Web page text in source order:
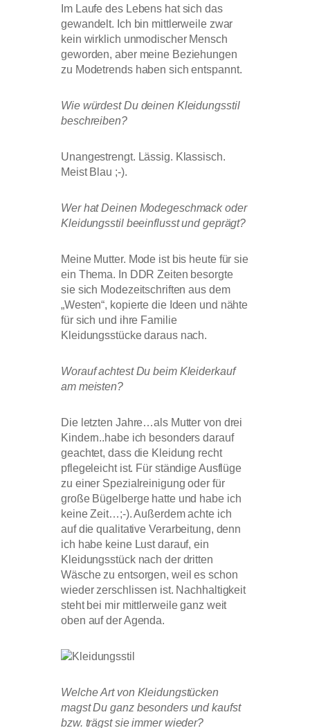
Im Laufe des Lebens hat sich das
gewandelt. Ich bin mittlerweile zwar
kein wirklich unmodischer Mensch
geworden, aber meine Beziehungen
zu Modetrends haben sich entspannt.
Wie würdest Du deinen Kleidungsstil
beschreiben?
Unangestrengt. Lässig. Klassisch.
Meist Blau ;-).
Wer hat Deinen Modegeschmack oder
Kleidungsstil beeinflusst und geprägt?
Meine Mutter. Mode ist bis heute für sie
ein Thema. In DDR Zeiten besorgte
sie sich Modezeitschriften aus dem
„Westen“, kopierte die Ideen und nähte
für sich und ihre Familie
Kleidungsstücke daraus nach.
Worauf achtest Du beim Kleiderkauf
am meisten?
Die letzten Jahre…als Mutter von drei
Kindern..habe ich besonders darauf
geachtet, dass die Kleidung recht
pflegeleicht ist. Für ständige Ausflüge
zu einer Spezialreinigung oder für
große Bügelberge hatte und habe ich
keine Zeit…;-). Außerdem achte ich
auf die qualitative Verarbeitung, denn
ich habe keine Lust darauf, ein
Kleidungsstück nach der dritten
Wäsche zu entsorgen, weil es schon
wieder zerschlissen ist. Nachhaltigkeit
steht bei mir mittlerweile ganz weit
oben auf der Agenda.
Welche Art von Kleidungstücken
magst Du ganz besonders und kaufst
bzw. trägst sie immer wieder?